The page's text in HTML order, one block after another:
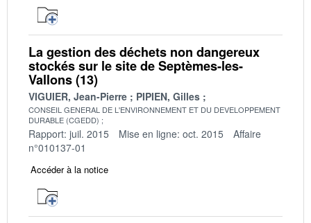
La gestion des déchets non dangereux
stockés sur le site de Septèmes-les-
Vallons (13)
VIGUIER, Jean-Pierre PIPIEN, Gilles
CONSEIL GENERAL DE L'ENVIRONNEMENT ET DU DEVELOPPEMENT
DURABLE (CGEDD)
Rapport: juil. 2015 Mise en ligne: oct. 2015
Affaire
n°010137-01
Accéder à la notice